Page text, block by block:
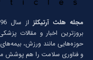
مجله هلث آرتیکلز
بروزترین اخبار و مقالات
حوزه‌هایی مانند ورزش،
و فناوری سلامت را هم پوشش